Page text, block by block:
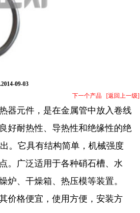
09-03
下一个产品 [返回上一级]
元件，是在金属管中放入卷线
好耐热性、导热性和绝缘性的绝
。它具有结构简单，机械强度
。广泛适用于各种硝石槽、水
炉、干燥箱、热压模等装置。
价格便宜，使用方便，安装方